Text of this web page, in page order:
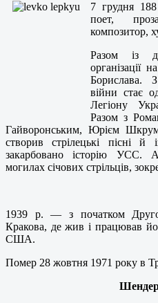
7 грудня
поет,
композитор,
Разом із
організації
Борислава.
війни стає
Легіону
Разом з
Гайворонським, Юрієм
створив стрілецькі пісні
закарбовано історію УСС.
могилах січових стрільців,
1939 р. — з початком
Кракова, де жив і працював
США.
Помер 28 жовтня 1971 року в